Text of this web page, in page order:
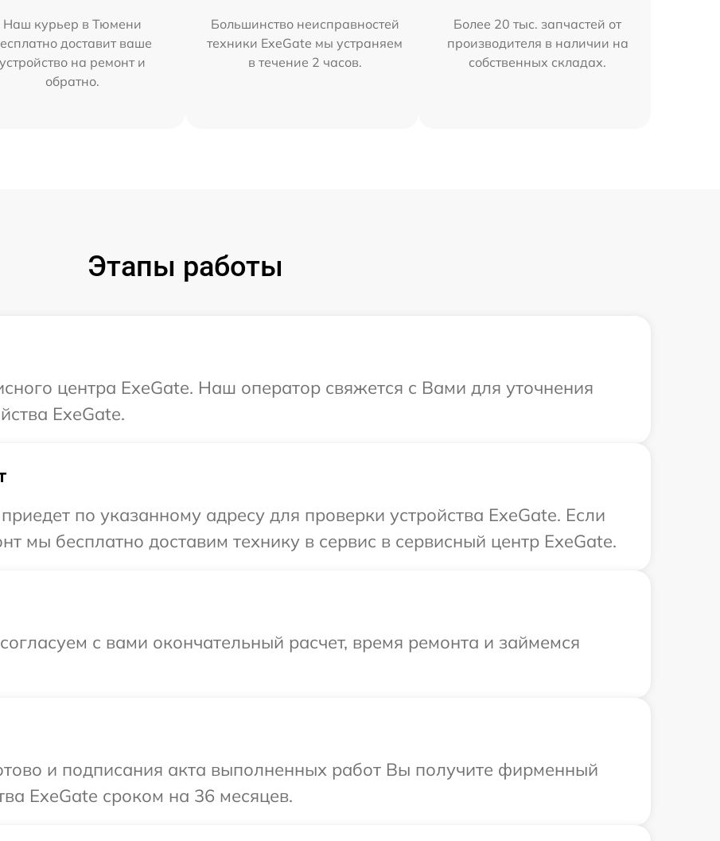
Наш курьер в Тюмени
доставит ваше
устройство на ремонт и
обратно.
Большинство неисправностей
техники ExeGate мы устраняем
в течение 2 часов.
Более 20 тыс. запчастей от
производителя в наличии на
собственных складах.
Этапы работы
центра ExeGate. Наш оператор свяжется с Вами для уточнения
ExeGate.
по указанному адресу для проверки устройства ExeGate. Если
мы бесплатно доставим технику в сервис в сервисный центр ExeGate.
с вами окончательный расчет, время ремонта и займемся
и подписания акта выполненных работ Вы получите фирменный
ExeGate сроком на 36 месяцев.